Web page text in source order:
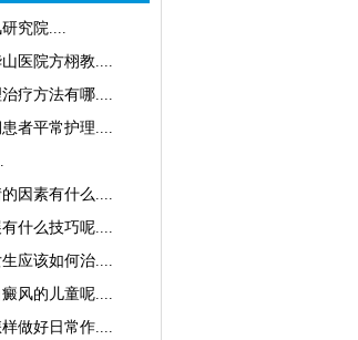
究院....
医院方栩教....
疗方法有哪....
者平常护理....
因素有什么....
什么技巧呢....
应该如何治....
风的儿童呢....
做好日常作....